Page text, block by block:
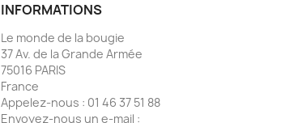
INFORMATIONS
Le monde de la bougie
37 Av. de la Grande Armée
75016 PARIS
France
Appelez-nous : 01 46 37 51 88
Envoyez-nous un e-mail :